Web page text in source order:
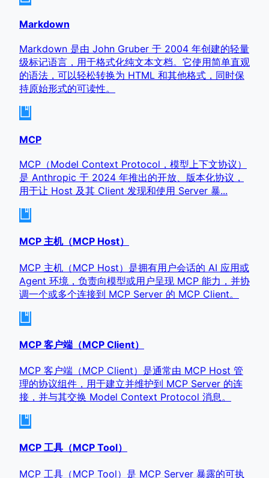
Markdown
Markdown 是由 John Gruber 于 2004 年创建的轻量
级标记语言，用于格式化纯文本文档。它使用简单直观
的语法，可以轻松转换为 HTML 和其他格式，同时保
持原始形式的可读性。
MCP
MCP（Model Context Protocol，模型上下文协议）
是 Anthropic 于 2024 年推出的开放、版本化协议，
用于让 Host 及其 Client 发现和使用 Server 暴...
MCP 主机（MCP Host）
MCP 主机（MCP Host）是拥有用户会话的 AI 应用或
Agent 环境，负责向模型或用户呈现 MCP 能力，并协
调一个或多个连接到 MCP Server 的 MCP Client。
MCP 客户端（MCP Client）
MCP 客户端（MCP Client）是通常由 MCP Host 管
理的协议组件，用于建立并维护到 MCP Server 的连
接，并与其交换 Model Context Protocol 消息。
MCP 工具（MCP Tool）
MCP 工具（MCP Tool）是 MCP Server 暴露的可执